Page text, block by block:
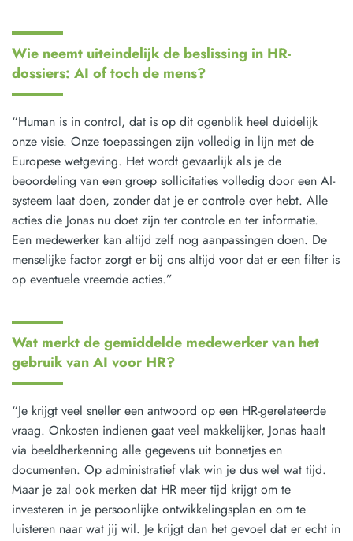
Wie neemt uiteindelijk de beslissing in HR-
dossiers: AI of toch de mens?
“Human is in control, dat is op dit ogenblik heel duidelijk
onze visie. Onze toepassingen zijn volledig in lijn met de
Europese wetgeving. Het wordt gevaarlijk als je de
beoordeling van een groep sollicitaties volledig door een AI-
systeem laat doen, zonder dat je er controle over hebt. Alle
acties die Jonas nu doet zijn ter controle en ter informatie.
Een medewerker kan altijd zelf nog aanpassingen doen. De
menselijke factor zorgt er bij ons altijd voor dat er een filter is
op eventuele vreemde acties.”
Wat merkt de gemiddelde medewerker van het
gebruik van AI voor HR?
“Je krijgt veel sneller een antwoord op een HR-gerelateerde
vraag. Onkosten indienen gaat veel makkelijker, Jonas haalt
via beeldherkenning alle gegevens uit bonnetjes en
documenten. Op administratief vlak win je dus wel wat tijd.
Maar je zal ook merken dat HR meer tijd krijgt om te
investeren in je persoonlijke ontwikkelingsplan en om te
luisteren naar wat jij wil. Je krijgt dan het gevoel dat er echt in